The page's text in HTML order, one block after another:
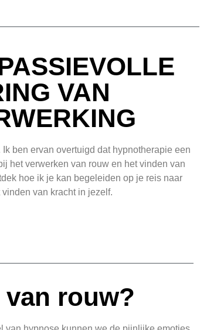
VAN
ben ervan overtuigd dat hypnotherapie een
het verwerken van rouw en het vinden van
hoe ik je kan begeleiden op je reis naar
van kracht in jezelf.
rouw?